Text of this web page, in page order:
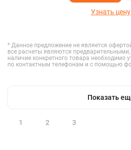
Узнать цену
* Данное предложение не является
все расчеты являются
наличие конкретного товара необходимо
по контактным телефонам и с помощью
Показать
1 2 3